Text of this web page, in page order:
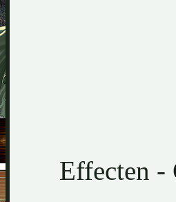
Effecten -